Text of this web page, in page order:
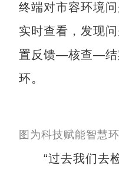
终端对市容环境
实时查看，发现
置反馈—核查—结
环。
图为科技赋能智慧
“过去我们去检